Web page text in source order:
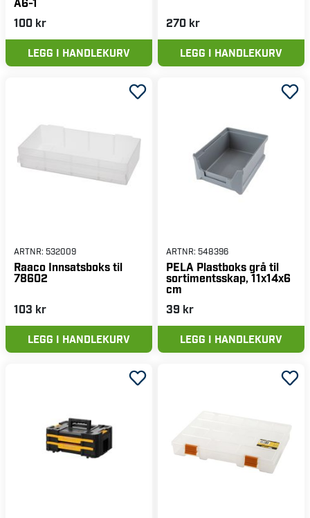
A6-1
100 kr
LEGG I HANDLEKURV
270 kr
LEGG I HANDLEKURV
ARTNR: 532009
Raaco Innsatsboks til
78602
103 kr
LEGG I HANDLEKURV
ARTNR: 548396
PELA Plastboks grå til
sortimentsskap, 11x14x6
cm
39 kr
LEGG I HANDLEKURV